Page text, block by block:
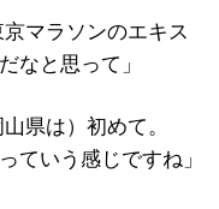
マラソンのエキス
なと思って」
県は）初めて。
ていう感じですね」